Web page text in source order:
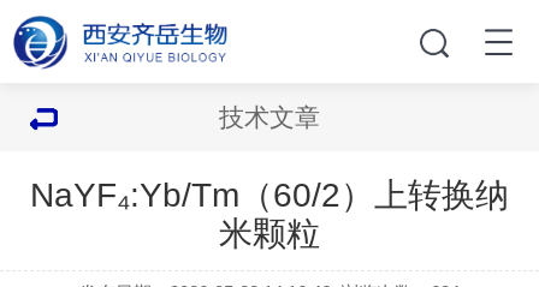
技术文章
NaYF₄:Yb/Tm（60/2）上转换纳
米颗粒